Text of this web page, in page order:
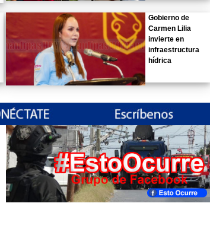
Gobierno de
Carmen Lilia
invierte en
infraestructura
hídrica